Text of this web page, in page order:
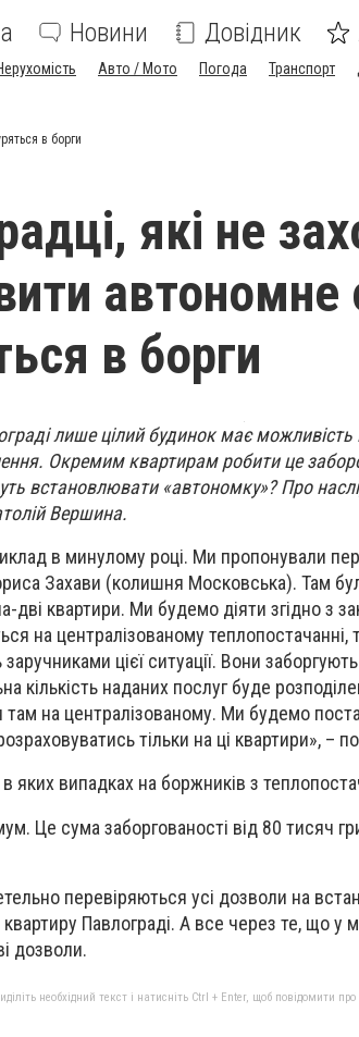
Новини Довідник
Авто / Мото Погода Транспорт
в борги
які не
автономне
в борги
лише цілий будинок має
Окремим квартирам робити це
встановлювати «автономку»? Про
Вершина.
в минулому році. Ми пропонували
Захави (колишня Московська). Там
дві квартири. Ми будемо діяти згідно з
на централізованому
заручниками цієї ситуації. Вони
кількість наданих послуг буде
там на централізованому. Ми будемо
тільки на ці квартири», –
яких випадках на боржників з
Це сума заборгованості від 80 тисяч
перевіряються усі дозволи на
Павлограді. А все через те, що у
дозволи.
необхідний текст і натисніть Ctrl + Enter, щоб повідомити